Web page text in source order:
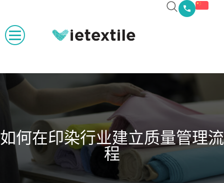
如何在印染行业建立质量管理流
程